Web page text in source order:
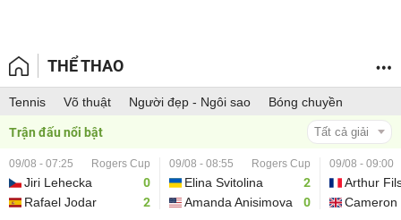
THỂ THAO
Tennis Võ thuật Người đẹp - Ngôi sao Bóng chuyền
Trận đấu nổi bật Tất cả giải
09/08 - 07:25 Rogers Cup
Jiri Lehecka
0
Rafael Jodar
2
09/08 - 08:55 Rogers Cup
Elina Svitolina
2
Amanda Anisimova
0
09/08 - 09:00
Arthur
Cameron